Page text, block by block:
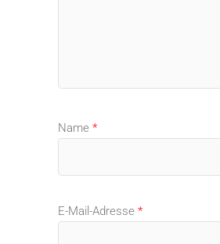
Name *
E-Mail-Adresse *